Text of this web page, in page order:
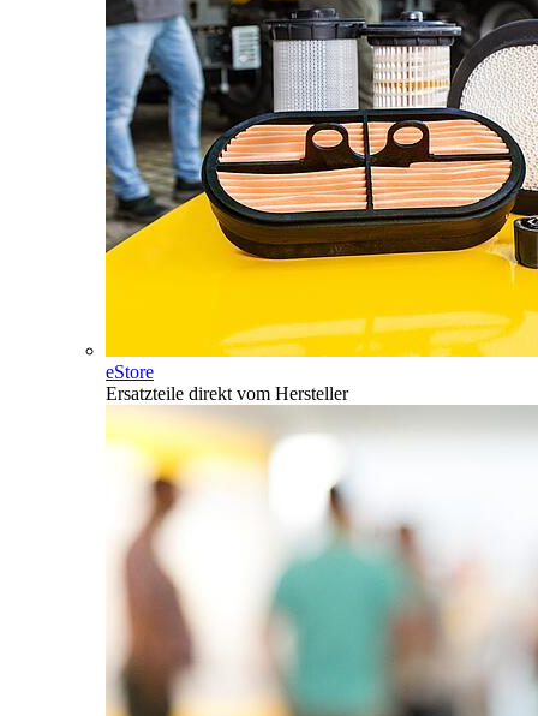
eStore
Ersatzteile direkt vom Hersteller